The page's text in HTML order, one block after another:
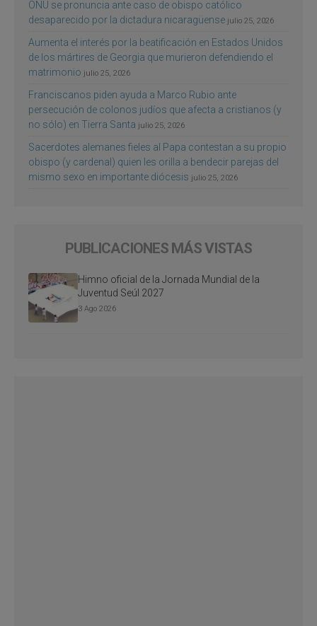
ONU se pronuncia ante caso de obispo católico
desaparecido por la dictadura nicaragüense julio 25, 2026
Aumenta el interés por la beatificación en Estados Unidos
de los mártires de Georgia que murieron defendiendo el
matrimonio julio 25, 2026
Franciscanos piden ayuda a Marco Rubio ante
persecución de colonos judíos que afecta a cristianos (y
no sólo) en Tierra Santa julio 25, 2026
Sacerdotes alemanes fieles al Papa contestan a su propio
obispo (y cardenal) quien les orilla a bendecir parejas del
mismo sexo en importante diócesis julio 25, 2026
PUBLICACIONES MÁS VISTAS
Himno oficial de la Jornada Mundial de la
Juventud Seúl 2027
3 Ago 2026